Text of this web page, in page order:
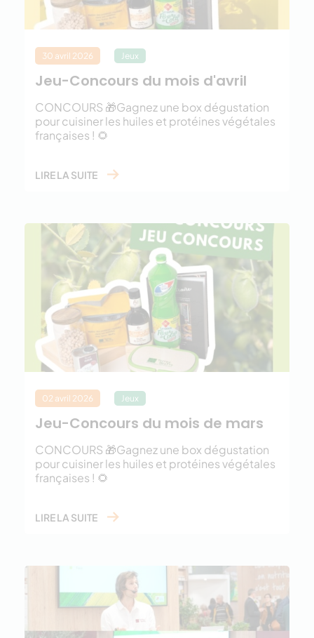
30 avril 2026 Jeux
Jeu-Concours du mois d'avril
CONCOURS 🎁Gagnez une box dégustation
pour cuisiner les huiles et protéines végétales
françaises ! 🌻
LIRE LA SUITE
02 avril 2026 Jeux
Jeu-Concours du mois de mars
CONCOURS 🎁Gagnez une box dégustation
pour cuisiner les huiles et protéines végétales
françaises ! 🌻
LIRE LA SUITE